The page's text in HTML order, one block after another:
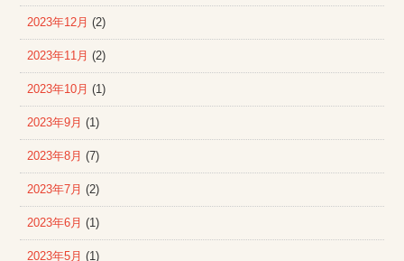
2023年12月 (2)
2023年11月 (2)
2023年10月 (1)
2023年9月 (1)
2023年8月 (7)
2023年7月 (2)
2023年6月 (1)
2023年5月 (1)